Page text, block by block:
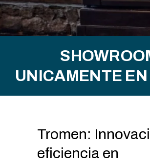
UNICAMENTE
Tromen:
eficiencia en